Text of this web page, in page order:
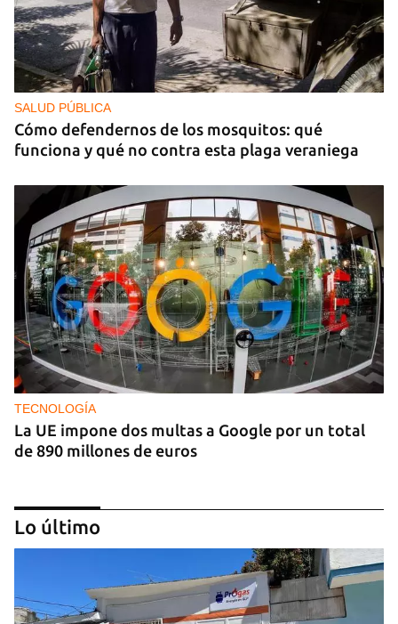
SALUD PÚBLICA
Cómo defendernos de los mosquitos: qué
funciona y qué no contra esta plaga veraniega
TECNOLOGÍA
La UE impone dos multas a Google por un total
de 890 millones de euros
Lo último